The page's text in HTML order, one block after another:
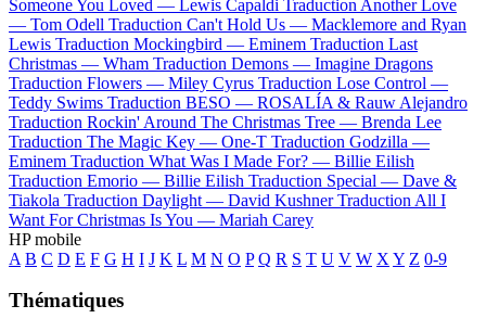
Someone You Loved — Lewis Capaldi Traduction Another Love
— Tom Odell Traduction Can't Hold Us — Macklemore and Ryan
Lewis Traduction Mockingbird — Eminem Traduction Last
Christmas — Wham Traduction Demons — Imagine Dragons
Traduction Flowers — Miley Cyrus Traduction Lose Control —
Teddy Swims Traduction BESO — ROSALÍA & Rauw Alejandro
Traduction Rockin' Around The Christmas Tree — Brenda Lee
Traduction The Magic Key — One-T Traduction Godzilla —
Eminem Traduction What Was I Made For? — Billie Eilish
Traduction Emorio — Billie Eilish Traduction Special — Dave &
Tiakola Traduction Daylight — David Kushner Traduction All I
Want For Christmas Is You — Mariah Carey
HP mobile
A B C D E F G H I J K L M N O P Q R S T U V W X Y Z 0-9
Thématiques